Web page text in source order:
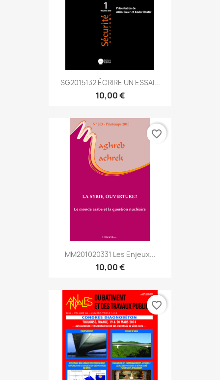
SG2015132 ÉCRIRE UN ESSAI...
10,00 €
MM201020331 Les Enjeux...
10,00 €
favorite_border
favorite_border